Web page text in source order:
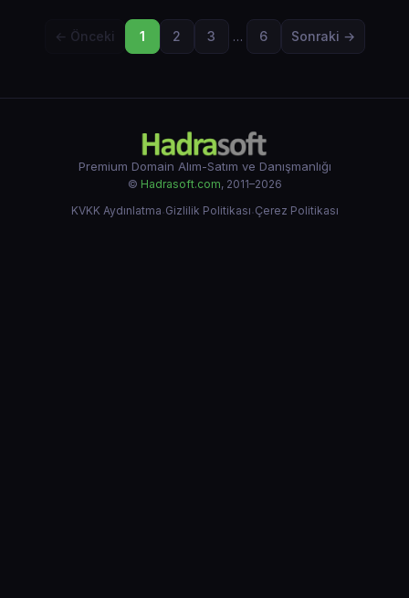
← Önceki 1 2 3 … 6 Sonraki →
Premium Domain Alım-Satım ve Danışmanlığı
© Hadrasoft.com, 2011–2026
KVKK Aydınlatma·Gizlilik Politikası·Çerez Politikası